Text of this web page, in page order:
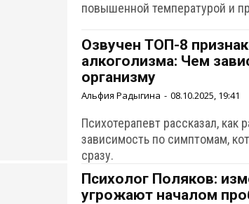
повышенной температурой и
Озвучен ТОП-8
алкоголизма: Чем
организму
Альфия Радыгина - 08.10.2025, 19:41
Психотерапевт рассказал, как
зависимость по симптомам,
сразу.
Психолог Поляков:
угрожают началом